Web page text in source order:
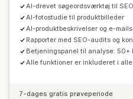
Tilpasset branding Tilpasset
AI-drevet søgeordsværktøj til SEO
AI-fotostudie til produktbilleder
AI-produktbeskrivelser og e-mails
Rapporter med SEO-audits og
Betjeningspanel til analyse: 50+
Alle funktioner er inkluderet i
7-dages gratis prøveperiode